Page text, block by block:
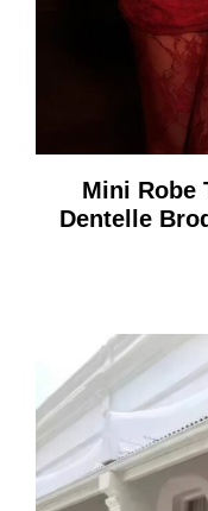
Mini Robe
Dentelle